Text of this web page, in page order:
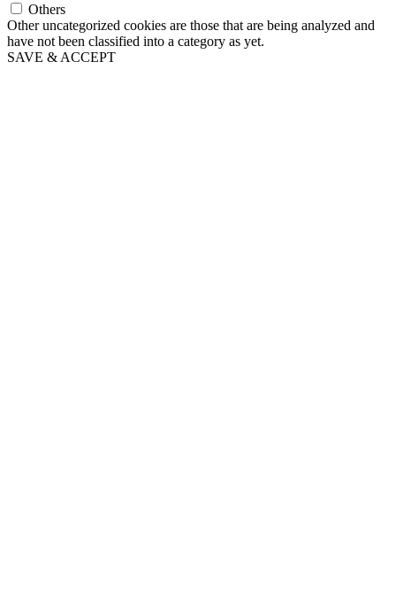
Others
Other uncategorized cookies are those that are being analyzed and
have not been classified into a category as yet.
SAVE & ACCEPT